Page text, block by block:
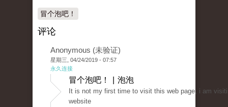
冒个泡吧！
评论
Anonymous (未验证)
星期三, 04/24/2019 - 07:57
永久连接
冒个泡吧！ | 泡泡
It is not mу first time to visit tһis web page, i am
website